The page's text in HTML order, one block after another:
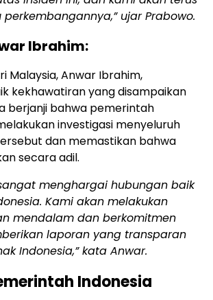
ujar Prabowo.
Ibrahim:
Malaysia, Anwar Ibrahim,
kekhawatiran yang disampaikan
berjanji bahwa pemerintah
investigasi menyeluruh
dan memastikan bahwa
secara adil.
menghargai hubungan baik
Kami akan melakukan
mendalam dan berkomitmen
laporan yang transparan
Indonesia,”kata Anwar.
Indonesia